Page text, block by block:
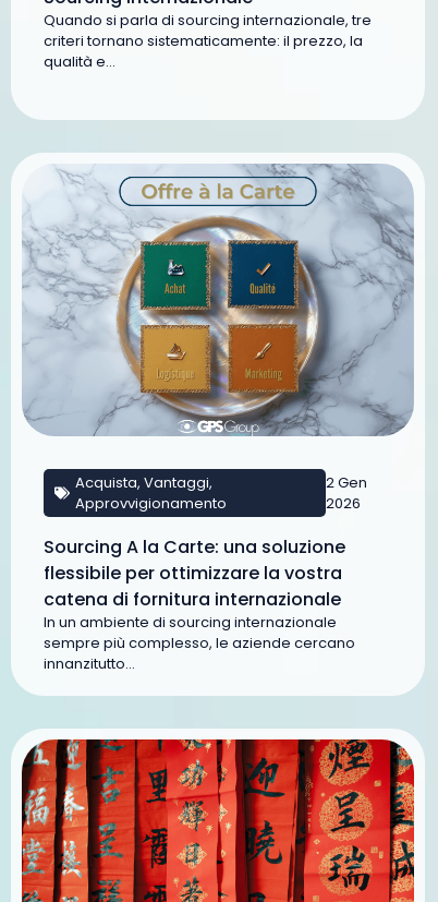
Quando si parla di sourcing internazionale, tre
criteri tornano sistematicamente: il prezzo, la
qualità e...
Acquista, Vantaggi,
Approvvigionamento
2 Gen
2026
Sourcing A la Carte: una soluzione
flessibile per ottimizzare la vostra
catena di fornitura internazionale
In un ambiente di sourcing internazionale
sempre più complesso, le aziende cercano
innanzitutto...